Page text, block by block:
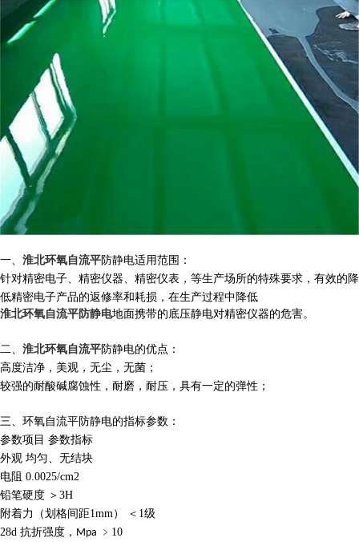
一、 淮北环氧自流平防静电适用范围：
针对精密电子、精密仪器、精密仪表，等生产场所的特殊要求，有效的降
低精密电子产品的返修率和耗损，在生产过程中降低
淮北环氧自流平防静电地面携带的底压静电对精密仪器的危害。
二、 淮北环氧自流平防静电的优点：
高度洁净，美观，无尘，无菌；
较强的耐酸碱腐蚀性，耐磨，耐压，具有一定的弹性；
三、 环氧自流平防静电的指标参数：
参数项目 参数指标
外观 均匀、无结块
电阻 0.0025/cm2
铅笔硬度 ＞ 3H
附着力（划格间距1mm） ＜ 1级
28d 抗折强度， Mpa ﹥ 10